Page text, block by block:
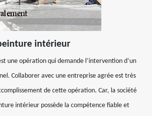
intérieur
une opération qui demande l’intervention d’un
Collaborer avec une entreprise agrée est très
de cette opération. Car, la société
intérieur possède la compétence fiable et